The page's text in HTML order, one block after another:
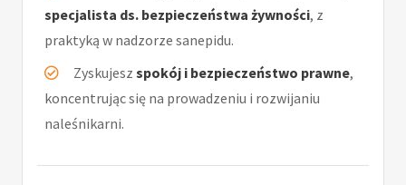
specjalista ds. bezpieczeństwa żywności, z
praktyką w nadzorze sanepidu.
Zyskujesz spokój i bezpieczeństwo prawne,
koncentrując się na prowadzeniu i rozwijaniu
naleśnikarni.